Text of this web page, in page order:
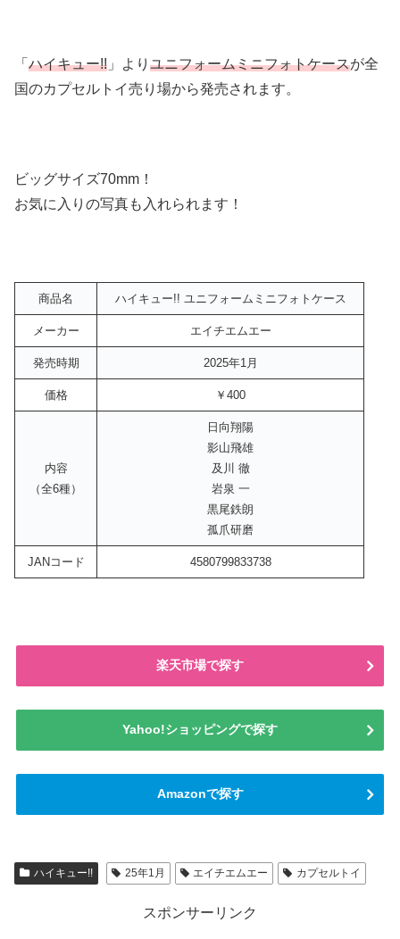
「 ハイキュー!! 」より ユニフォームミニフォトケースが全
国のカプセルトイ売り場から発売されます。
ビッグサイズ70mm！
お気に入りの写真も入れられます！
商品名 ハイキュー!! ユニフォームミニフォトケース
メーカー エイチエムエー
発売時期 2025年1月
価格 ￥400
内容
（全6種）
日向翔陽
影山飛雄
及川 徹
岩泉 一
黒尾鉄朗
孤爪研磨
JANコード 4580799833738
楽天市場で探す
Yahoo!ショッピングで探す
Amazonで探す
ハイキュー!! 25年1月 エイチエムエー カプセルトイ
スポンサーリンク